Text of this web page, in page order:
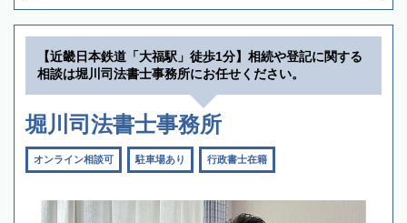
【近畿日本鉄道「大福駅」徒歩1分】相続や登記に関する
相談は堀川司法書士事務所にお任せください。
堀川司法書士事務所
オンライン相談可 駐車場あり 行政書士在籍